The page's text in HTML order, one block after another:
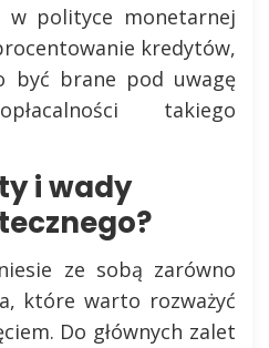
w polityce monetarnej
kredytów,
być brane pod uwagę
takiego
i wady
ze sobą zarówno
które warto rozważyć
Do głównych zalet